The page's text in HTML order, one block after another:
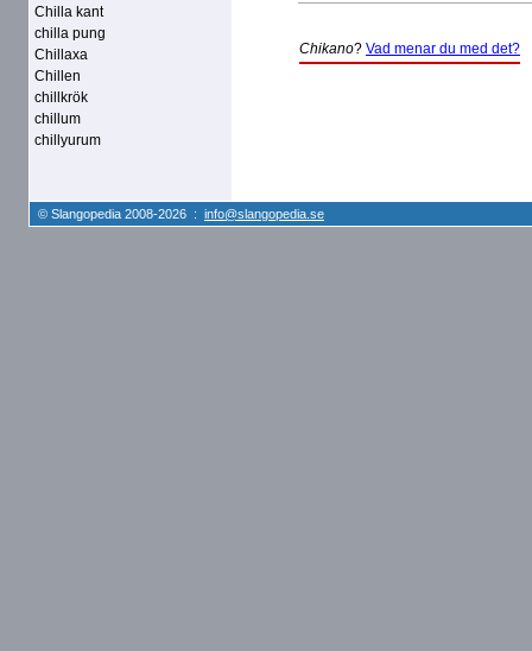
Chilla kant
chilla pung
Chillaxa
Chillen
chillkrök
chillum
chillyurum
Chikano? Vad menar du med det?
© Slangopedia 2008-2026 : info@slangopedia.se